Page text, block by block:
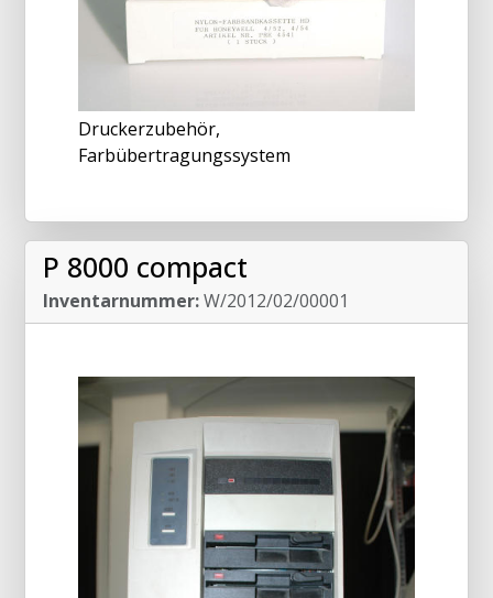
Druckerzubehör,
Farbübertragungssystem
P 8000 compact
Inventarnummer:W/2012/02/00001